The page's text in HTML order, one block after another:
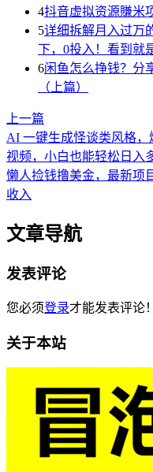
4抖音虚拟资源賺米
5详细拆解月入过万
下，0投入！看到就
6闲鱼怎么挣钱？分
（上篇）
上一篇
AI 一键生成怪谈类风格
视频，小白也能轻松日入
懒人捡钱撸美金，最新项
收入
文章导航
发表评论
您必须登录才能发表评论！
关于本站